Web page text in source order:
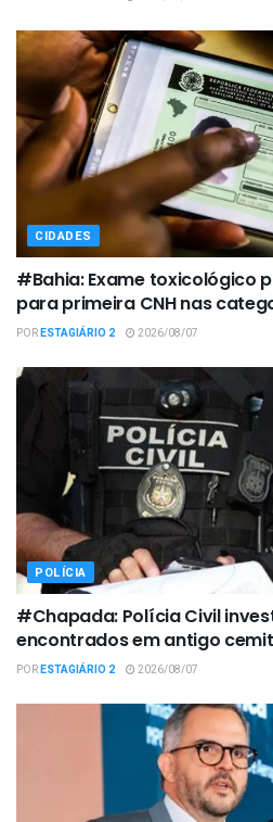
CIDADES
#Bahia: Exame toxicológico
para primeira CNH nas
PORESTAGIÁRIO 2 2026/08/07
POLÍCIA
#Chapada: Polícia Civil
encontrados em antigo
PORESTAGIÁRIO 2 2026/08/07